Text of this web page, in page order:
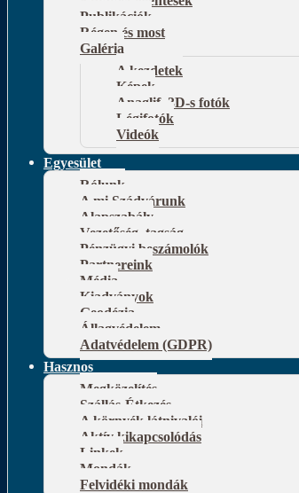
Publikációk
Régen és most
Galéria
A kezdetek
Képek
Anaglif, 3D-s fotók
Légifotók
Videók
Egyesület
Rólunk
A mi Szádvárunk
Alapszabály
Vezetőség, tagság
Pénzügyi beszámolók
Partnereink
Média
Kiadványok
Geodézia
Állagvédelem
Adatvédelem (GDPR)
Hasznos
Megközelítés
Szállás-Étkezés
A környék látnivalói
Aktív kikapcsolódás
Linkek
Mondák
Felvidéki mondák